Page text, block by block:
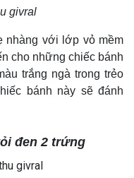
givral
nhàng với lớp vỏ mềm
cho những chiếc bánh
trắng ngà trong trẻo
bánh này sẽ đánh
đen 2 trứng